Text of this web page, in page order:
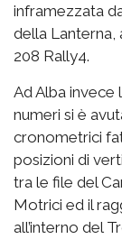
inframezzata
della Lanterna,
208 Rally4.
Ad Alba invece
numeri si è
cronometrici
posizioni di
tra le file del
Motrici ed il
all’interno del